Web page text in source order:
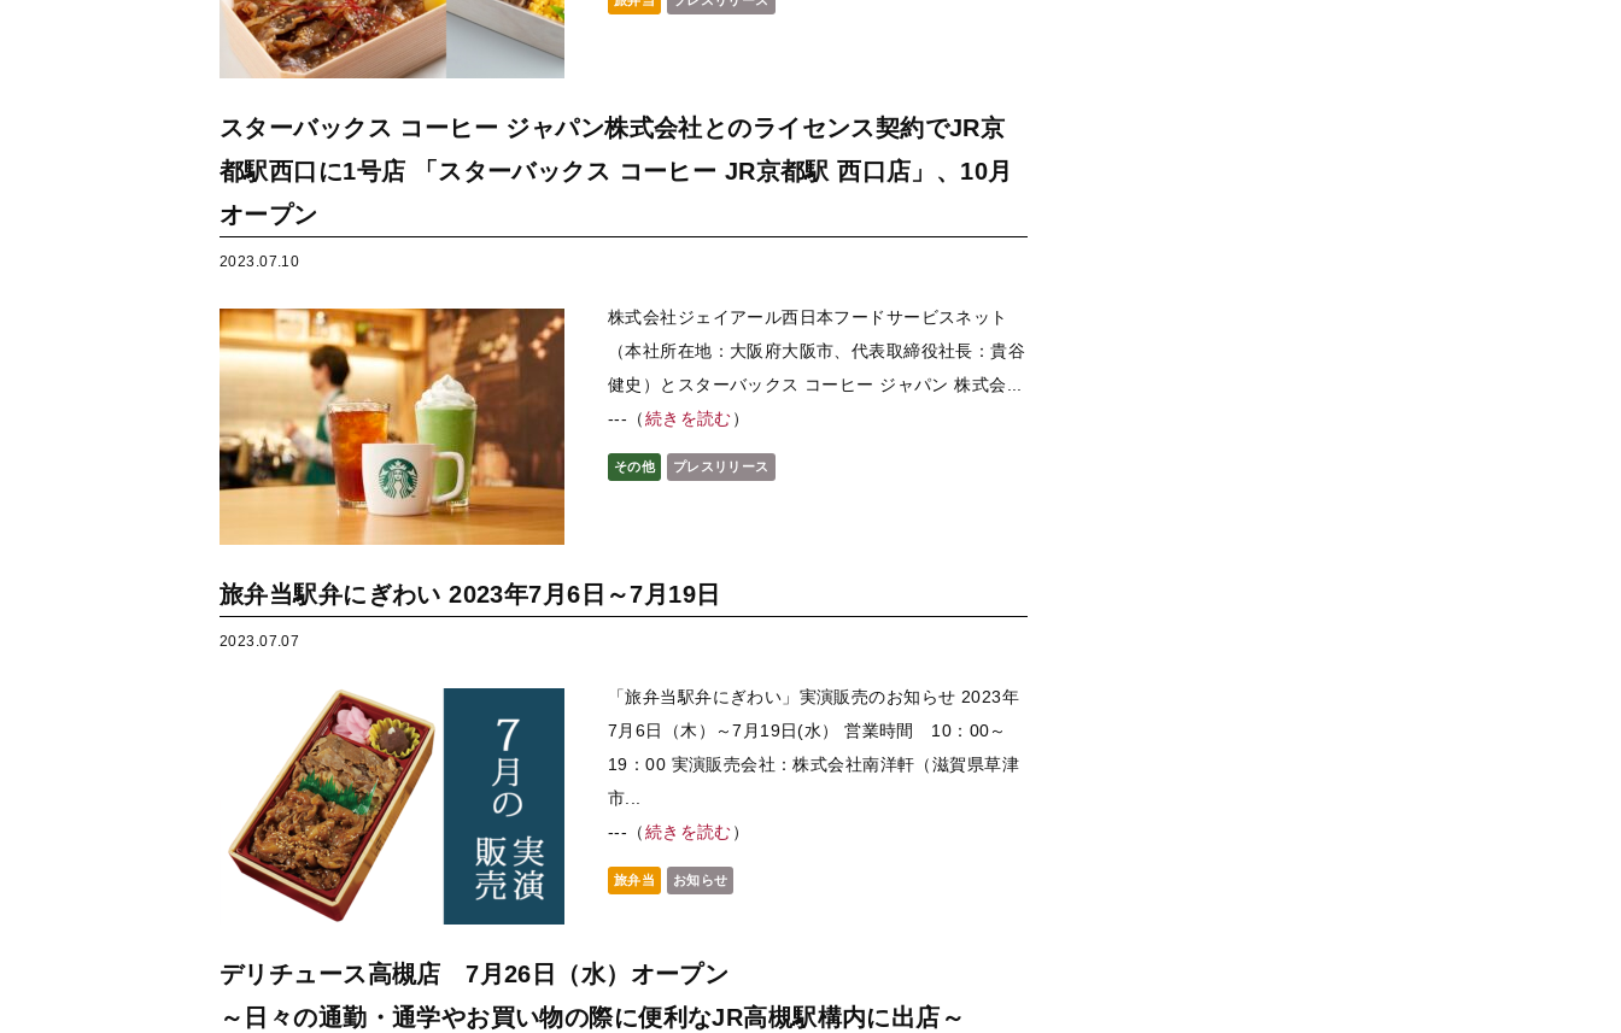
スターバックス コーヒー ジャパン株式会社とのライセンス契約でJR京
都駅西口に1号店 「スターバックス コーヒー JR京都駅 西口店」、10月
オープン
2023.07.10
株式会社ジェイアール西日本フードサービスネット
（本社所在地：大阪府大阪市、代表取締役社長：貴谷
健史）とスターバックス コーヒー ジャパン 株式会...
---（続きを読む）
その他 プレスリリース
旅弁当駅弁にぎわい 2023年7月6日～7月19日
2023.07.07
「旅弁当駅弁にぎわい」実演販売のお知らせ 2023年
7月6日（木）～7月19日(水） 営業時間 10：00～
19：00 実演販売会社：株式会社南洋軒（滋賀県草津
市...
---（続きを読む）
旅弁当 お知らせ
デリチュース高槻店 7月26日（水）オープン
～日々の通勤・通学やお買い物の際に便利なJR高槻駅構内に出店～